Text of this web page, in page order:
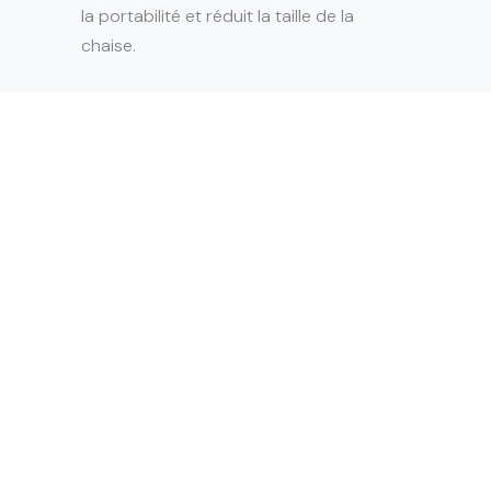
la portabilité et réduit la taille de la
chaise.